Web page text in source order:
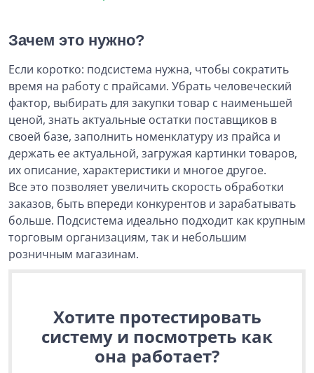
Зачем это нужно?
Если коротко: подсистема нужна, чтобы сократить
время на работу с прайсами. Убрать человеческий
фактор, выбирать для закупки товар с наименьшей
ценой, знать актуальные остатки поставщиков в
своей базе, заполнить номенклатуру из прайса и
держать ее актуальной, загружая картинки товаров,
их описание, характеристики и многое другое.
Все это позволяет увеличить скорость обработки
заказов, быть впереди конкурентов и зарабатывать
больше. Подсистема идеально подходит как крупным
торговым организациям, так и небольшим
розничным магазинам.
Хотите протестировать
систему и посмотреть как
она работает?